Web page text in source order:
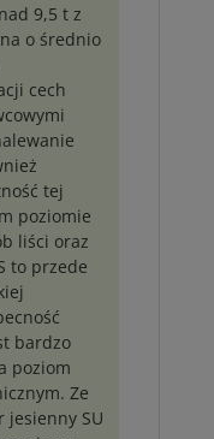
9,5 t z
o średnio
cech
tej
poziomie
liści oraz
to przede
bardzo
poziom
Ze
SU